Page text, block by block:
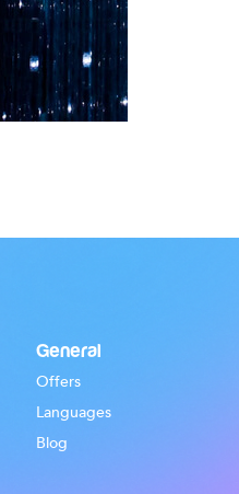
General
Offers
Languages
Blog